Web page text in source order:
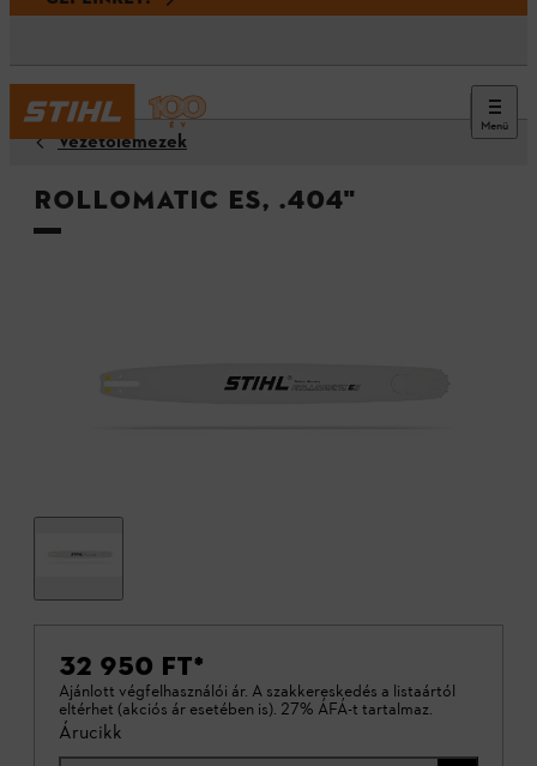
Menü
Vezetőlemezek
Rollomatic ES, .404"
32 950 FT*
Ajánlott végfelhasználói ár. A szakkereskedés a listaártól
eltérhet (akciós ár esetében is). 27% ÁFÁ-t tartalmaz.
Árucikk